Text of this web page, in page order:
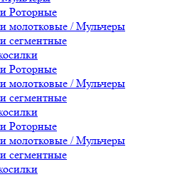
Роторные
молотковые / Мульчеры
сегментные
Роторные
молотковые / Мульчеры
сегментные
Роторные
молотковые / Мульчеры
сегментные